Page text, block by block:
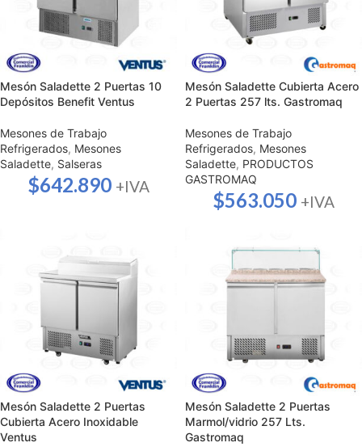
Mesón Saladette 2 Puertas 10
Depósitos Benefit Ventus
Mesones de Trabajo
Refrigerados, Mesones
Saladette, Salseras
$642.890 +IVA
Mesón Saladette Cubierta Acero
2 Puertas 257 lts. Gastromaq
Mesones de Trabajo
Refrigerados, Mesones
Saladette, PRODUCTOS
GASTROMAQ
$563.050 +IVA
Mesón Saladette 2 Puertas
Cubierta Acero Inoxidable
Ventus
Mesón Saladette 2 Puertas
Marmol/vidrio 257 Lts.
Gastromaq